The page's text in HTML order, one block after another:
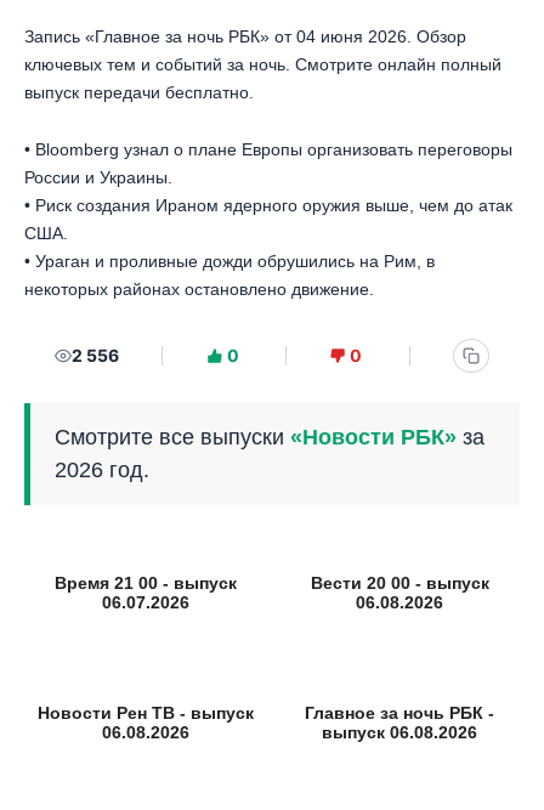
Запись «Главное за ночь РБК» от 04 июня 2026. Обзор
ключевых тем и событий за ночь. Смотрите онлайн полный
выпуск передачи бесплатно.
• Bloomberg узнал о плане Европы организовать переговоры
России и Украины.
• Риск создания Ираном ядерного оружия выше, чем до атак
США.
• Ураган и проливные дожди обрушились на Рим, в
некоторых районах остановлено движение.
2 556 0 0
Смотрите все выпуски «Новости РБК» за
2026 год.
Время 21 00 - выпуск
06.07.2026
Вести 20 00 - выпуск
06.08.2026
Новости Рен ТВ - выпуск
06.08.2026
Главное за ночь РБК -
выпуск 06.08.2026